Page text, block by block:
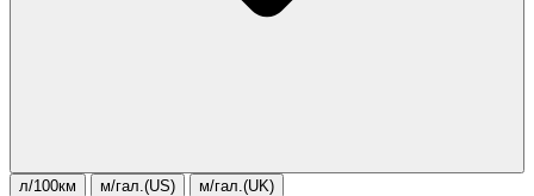
л/100км м/гал.(US) м/гал.(UK)